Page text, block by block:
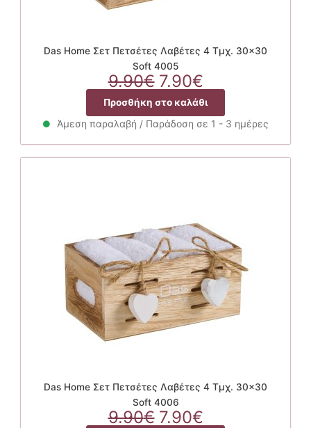
Das Home Σετ Πετσέτες Λαβέτες 4 Τμχ. 30×30
Soft 4005
9.90€ Original
price
was:
9.90€.
7.90€Η
τρέχουσα
τιμή
είναι:
7.90€.
Προσθήκη στο καλάθι
Άμεση παραλαβή / Παράδοση σε 1 - 3 ημέρες
Das Home Σετ Πετσέτες Λαβέτες 4 Τμχ. 30×30
Soft 4006
9.90€ Original
7.90€Η